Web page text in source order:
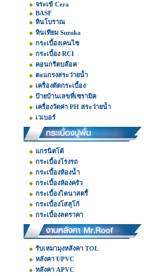
จระเข้ Cera
BASF
หินโบราณ
หินเทียม Suzuka
กระเบื้องเคนไซ
กระเบื้อง RCI
คอนกรีตบล๊อค
ตะแกรงสระว่ายน้ำ
เครื่องตัดกระเบื้อง
ป้ายบ้านเลขที่เซรามิค
เครื่องวัดค่า PH สระว่ายน้ำ
เวเบอร์
แกรนิตโต้
กระเบื้องโรงรถ
กระเบื้องห้องน้ำ
กระเบื้องห้องครัว
กระเบื้องไดนาสตรี้
กระเบื้องโสสุโก้
กระเบื้องลดราคา
รับเหมามุงหลังคา TOL
หลังคา UPVC
หลังคา APVC